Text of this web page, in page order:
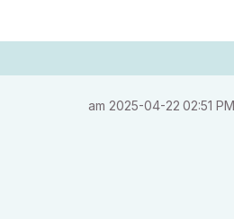
am ‎2025-04-22 02:51 PM